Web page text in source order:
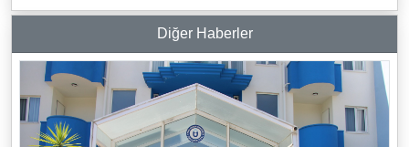
Diğer Haberler